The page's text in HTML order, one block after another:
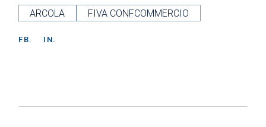
ARCOLA FIVA CONFCOMMERCIO
FB. IN.